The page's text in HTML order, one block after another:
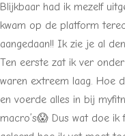
Blijkbaar had ik mezelf
kwam op de platform
aangedaan!! Ik zie je al
Ten eerste zat ik ver
waren extreem laag. Hoe
en voerde alles in bij
macro’s😱 Dus wat doe